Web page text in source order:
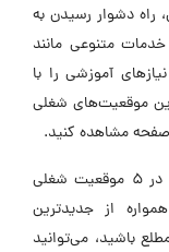
راه دشوار رسیدن به
متنوعی مانند
آموزشی را با
موقعیت‌های شغلی
صفحه مشاهده کنید.
انتشارات بین‌المللی گاج در حال حاضر در ۵ موقعیت شغلی
از جدیدترین
باشید، می‌توانید